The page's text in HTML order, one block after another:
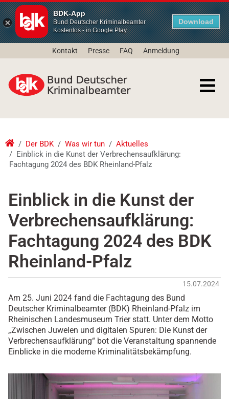
BDK-App
Bund Deutscher Kriminalbeamter
Kostenlos - in Google Play
Download
Kontakt Presse FAQ Anmeldung
Der BDK Was wir tun
Aktuelles
Einblick in die Kunst der Verbrechensaufklärung:
Fachtagung 2024 des BDK Rheinland-Pfalz
Einblick in die Kunst der
Verbrechensaufklärung:
Fachtagung 2024 des BDK
Rheinland-Pfalz
15.07.2024
Am 25. Juni 2024 fand die Fachtagung des Bund
Deutscher Kriminalbeamter (BDK) Rheinland-Pfalz im
Rheinischen Landesmuseum Trier statt. Unter dem Motto
„Zwischen Juwelen und digitalen Spuren: Die Kunst der
Verbrechensaufklärung“ bot die Veranstaltung spannende
Einblicke in die moderne Kriminalitätsbekämpfung.